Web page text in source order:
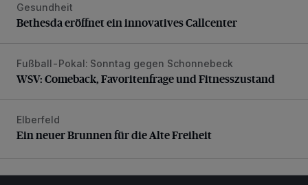
Bethesda eröffnet ein innovatives Callcenter
Gesundheit
Bethesda eröffnet ein innovatives Callcenter
WSV: Comeback, Favoritenfrage und Fitnesszustand
Fußball-Pokal: Sonntag gegen Schonnebeck
WSV: Comeback, Favoritenfrage und Fitnesszustand
Ein neuer Brunnen für die Alte Freiheit
Elberfeld
Ein neuer Brunnen für die Alte Freiheit